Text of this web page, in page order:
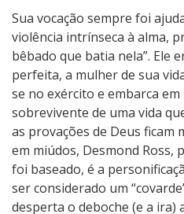
Sua vocação sempre foi
violência intrínseca à alma,
bêbado que batia nela”. Ele
perfeita, a mulher de sua
se no exército e embarca
sobrevivente de uma vida
as provações de Deus ficam
em miúdos, Desmond Ross,
foi baseado, é a
ser considerado um
desperta o deboche (e a ira)